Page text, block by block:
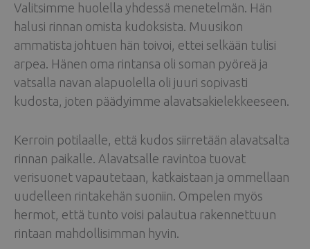
Valitsimme huolella yhdessä menetelmän. Hän
halusi rinnan omista kudoksista. Muusikon
ammatista johtuen hän toivoi, ettei selkään tulisi
arpea. Hänen oma rintansa oli soman pyöreä ja
vatsalla navan alapuolella oli juuri sopivasti
kudosta, joten päädyimme alavatsakielekkeeseen.
Kerroin potilaalle, että kudos siirretään alavatsalta
rinnan paikalle. Alavatsalle ravintoa tuovat
verisuonet vapautetaan, katkaistaan ja ommellaan
uudelleen rintakehän suoniin. Ompelen myös
hermot, että tunto voisi palautua rakennettuun
rintaan mahdollisimman hyvin.